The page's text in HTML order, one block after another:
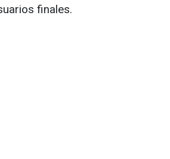
finales.